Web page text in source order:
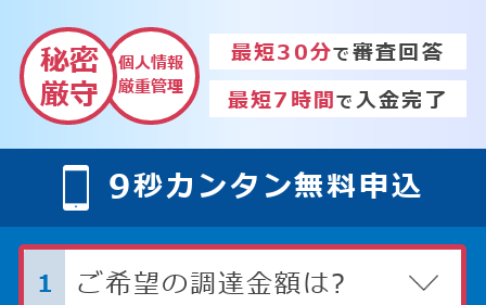
秘密
厳守
個人情報
厳重管理
最短30分で審査回答
最短7時間で入金完了
9秒カンタン無料申込
1 ご希望の調達金額は?